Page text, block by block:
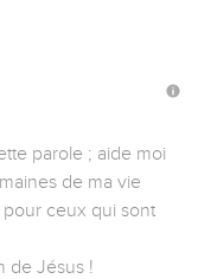
parole ; aide moi
de ma vie
ceux qui sont
de Jésus !